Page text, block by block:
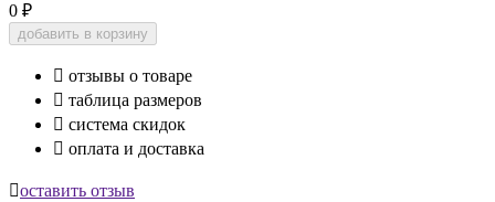
0 ₽
добавить в корзину
 отзывы о товаре
 таблица размеров
 система скидок
 оплата и доставка
оставить отзыв